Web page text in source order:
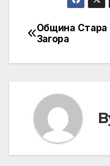
Post
Община Стара
Загора